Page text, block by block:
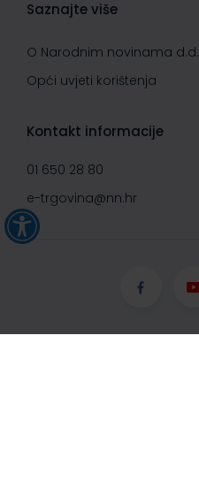
Saznajte više
O Narodnim novinama d.d.
Opći uvjeti korištenja
Kontakt informacije
01 650 28 80
e-trgovina@nn.hr